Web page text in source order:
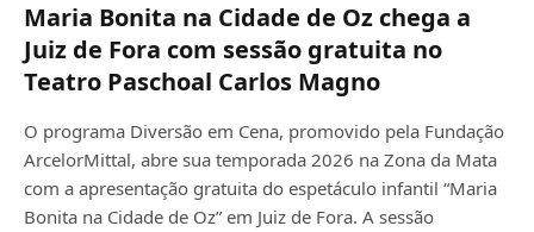
Maria Bonita na Cidade de Oz chega a
Juiz de Fora com sessão gratuita no
Teatro Paschoal Carlos Magno
O programa Diversão em Cena, promovido pela Fundação
ArcelorMittal, abre sua temporada 2026 na Zona da Mata
com a apresentação gratuita do espetáculo infantil “Maria
Bonita na Cidade de Oz” em Juiz de Fora. A sessão